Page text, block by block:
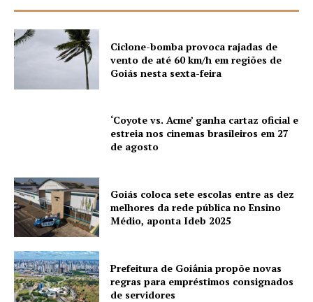
Ciclone-bomba provoca rajadas de
vento de até 60 km/h em regiões de
Goiás nesta sexta-feira
‘Coyote vs. Acme’ ganha cartaz oficial e
estreia nos cinemas brasileiros em 27
de agosto
Goiás coloca sete escolas entre as dez
melhores da rede pública no Ensino
Médio, aponta Ideb 2025
Prefeitura de Goiânia propõe novas
regras para empréstimos consignados
de servidores